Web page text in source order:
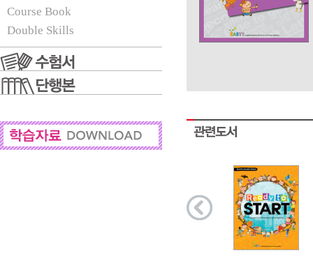
Course Book
Double Skills